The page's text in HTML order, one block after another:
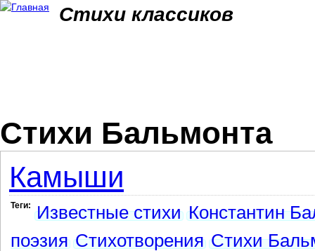
Стихи классиков
Стихи Бальмонта
Камыши
Теги: Известные стихи Константин
поэзия Стихотворения Стихи